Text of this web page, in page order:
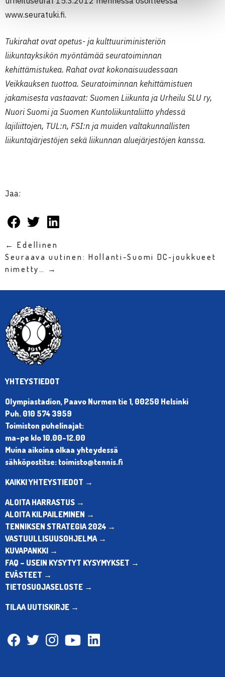
www.seuratuki.fi.
Tukirahat ovat opetus- ja kulttuuriministeriön
liikuntayksikön myöntämää seuratoiminnan
kehittämistukea. Rahat ovat kokonaisuudessaan
Veikkauksen tuottoa. Seuratoiminnan kehittämistuen
jakamisesta vastaavat: Suomen Liikunta ja Urheilu SLU ry,
Nuori Suomi ja Suomen Kuntoliikuntaliitto yhdessä
lajiliittojen, TUL:n, FSI:n ja muiden valtakunnallisten
liikuntajärjestöjen sekä liikunnan aluejärjestöjen kanssa.
Jaa:
← Edellinen
Seuraava uutinen: Hollanti-Suomi DC-joukkueet
nimetty… →
YHTEYSTIEDOT
Olympiastadion, Paavo Nurmen tie 1, 00250 Helsinki
Puh. 010 574 3959
Toimiston puhelinajat:
ma-pe klo 10.00-12.00
Muina aikoina olkaa yhteydessä
sähköpostitse: toimisto@tennis.fi
KAIKKI YHTEYSTIEDOT →
ALOITA HARRASTUS →
ALOITA KILPAILEMINEN →
TENNIKSEN STRATEGIA 2024 →
VASTUULLISUUSOHJELMA →
KUVAPANKKI →
FAQ – USEIN KYSYTYT KYSYMYKSET →
EVÄSTEET →
TIETOSUOJASELOSTE →
TILAA UUTISKIRJE →